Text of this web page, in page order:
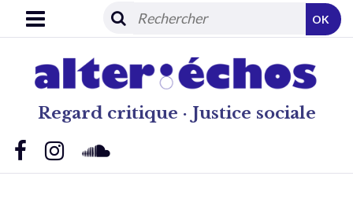
Regard critique · Justice sociale
OK